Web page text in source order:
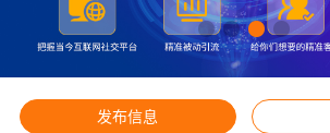
发布信息